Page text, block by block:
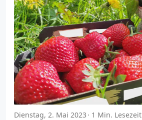
Dienstag, 2. Mai 2023 1 Min. Lesezeit